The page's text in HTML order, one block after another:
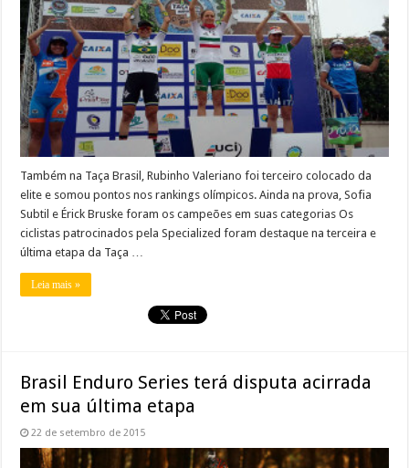
Também na Taça Brasil, Rubinho Valeriano foi terceiro colocado da
elite e somou pontos nos rankings olímpicos. Ainda na prova, Sofia
Subtil e Érick Bruske foram os campeões em suas categorias Os
ciclistas patrocinados pela Specialized foram destaque na terceira e
última etapa da Taça …
Leia mais »
Brasil Enduro Series terá disputa acirrada
em sua última etapa
22 de setembro de 2015